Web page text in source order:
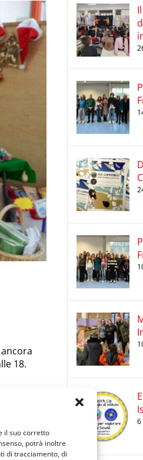
il suo corretto
potrà inoltre
di tracciamento, di
18.
6